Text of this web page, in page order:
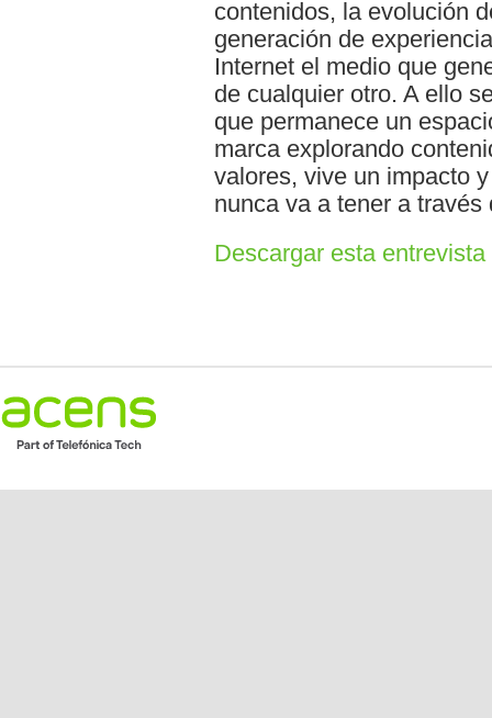
contenidos, la evolución
generación de
Internet el medio que
de cualquier otro. A ello
que permanece un
marca explorando
valores, vive un impacto
nunca va a tener a través
Descargar esta